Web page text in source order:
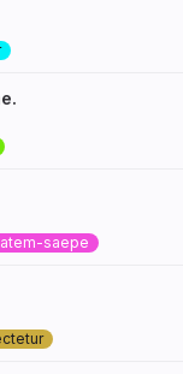
saepe